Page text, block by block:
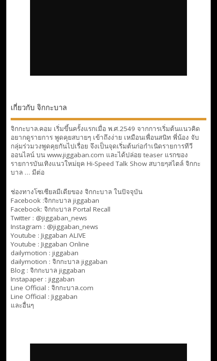
เกี่ยวกับ จิกกะบาล
จิกกะบาล.คอม เริ่มขึ้นครั้งแรกเมื่อ พ.ศ.2549 จากการเริ่มต้นแนวคิด
อยากดูรายการ พูดคุยสบายๆ เข้าถึงง่าย เหมือนเพื่อนสนิท พี่น้อง จับ
กลุ่มร่วมวงพูดคุยกันไปเรื่อย จึงเป็นจุดเริ่มต้นก่อกำเนิดรายการทีวี
ออนไลน์ บน www.jiggaban.com และได้ปล่อย teaser แรกของ
รายการบันเทิงแนวใหม่ยุค Hi-Speed Talk Show สบายๆสไตล์ จิกกะ
บาล … มีต่อ
ช่องทางโซเซียลมีเดียของ จิกกะบาล ในปัจจุบัน
Facebook :จิกกะบาล jiggaban
Facebook: จิกกะบาล Portal Recall
Twitter : @jiggaban_news
Instagram : @jiggaban_news
Youtube : Jiggaban ALIVE
Youtube : Jiggaban Online
dailymotion : jiggaban
dailymotion : จิกกะบาล jiggaban
Blog : จิกกะบาล jiggaban
Instapaper : jiggaban
Line Official : จิกกะบาล.com
Line Official : Jiggaban
และอื่นๆ